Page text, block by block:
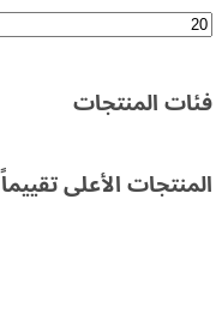
أدنى
فئات المنتجات
المنتجات الأعلى تقييماً